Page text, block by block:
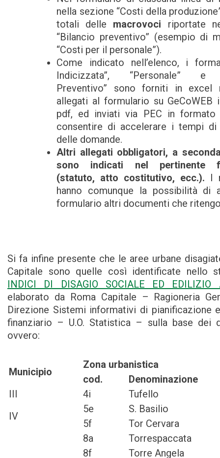
nella sezione “Costi della
totali delle macrovoci riportate
“Bilancio preventivo” (esempio di
“Costi per il personale”).
Come indicato nell’elenco, i
Indicizzata”, “Personale” e
Preventivo” sono forniti in excel
allegati al formulario su GeCoWEB
pdf, ed inviati via PEC in formato
consentire di accelerare i tempi
delle domande.
Altri allegati obbligatori, a
sono indicati nel pertinente
(statuto, atto costitutivo, ecc.). I
hanno comunque la possibilità di
formulario altri documenti che
Si fa infine presente che le aree urbane
Capitale sono quelle così identificate nello
INDICI DI DISAGIO SOCIALE ED EDILIZIO
elaborato da Roma Capitale – Ragioneria
Direzione Sistemi informativi di pianificazione
finanziario – U.O. Statistica – sulla base dei
ovvero:
Municipio
Zona urbanistica
cod.
Denominazione
III
4i
Tufello
IV
5e
S. Basilio
5f
Tor Cervara
8a
Torrespaccata
8f
Torre Angela